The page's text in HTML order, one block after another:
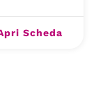
Scheda